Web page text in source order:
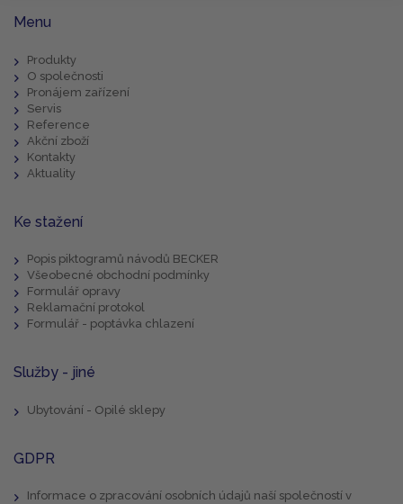
Menu
Produkty
O společnosti
Pronájem zařízení
Servis
Reference
Akční zboží
Kontakty
Aktuality
Ke stažení
Popis piktogramů návodů BECKER
Všeobecné obchodní podmínky
Formulář opravy
Reklamační protokol
Formulář - poptávka chlazení
Služby - jiné
Ubytování - Opilé sklepy
GDPR
Informace o zpracování osobních údajů naší společností v